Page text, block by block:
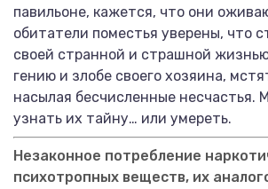
павильоне, кажется, что они
обитатели поместья уверены, что
своей странной и страшной
гению и злобе своего хозяина,
насылая бесчисленные несчастья.
узнать их тайну… или умереть.
Незаконное потребление
психотропных веществ, их